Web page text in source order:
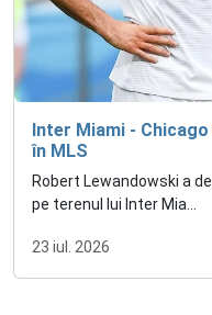
Inter Miami -
în MLS
Robert Lewandowski a
pe terenul lui Inter Mia...
23 iul. 2026